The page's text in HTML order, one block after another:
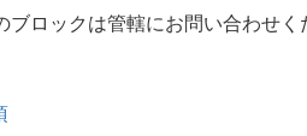
ロックは管轄にお問い合わせく